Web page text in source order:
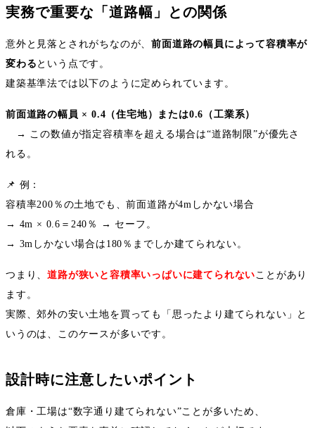
実務で重要な「道路幅」との関係
意外と見落とされがちなのが、前面道路の幅員によって容積率が
変わる という点です。
建築基準法では以下のように定められています。
前面道路の幅員 × 0.4 （住宅地）または0.6 （工業系）
→
この数値が指定容積率を超える場合は“道路制限”が優先さ
れる。
📌 例：
容積率200 ％の土地でも、前面道路が4m しかない場合
→ 4m × 0.6 ＝ 240 ％ → セーフ。
→ 3m しかない場合は 180 ％までしか建てられない。
つまり、道路が狭いと容積率いっぱいに建てられない ことがあり
ます。
実際、郊外の安い土地を買っても「思ったより建てられない」と
いうのは、このケースが多いです。
設計時に注意したいポイント
倉庫・工場は“数字通り建てられない”ことが多いため、